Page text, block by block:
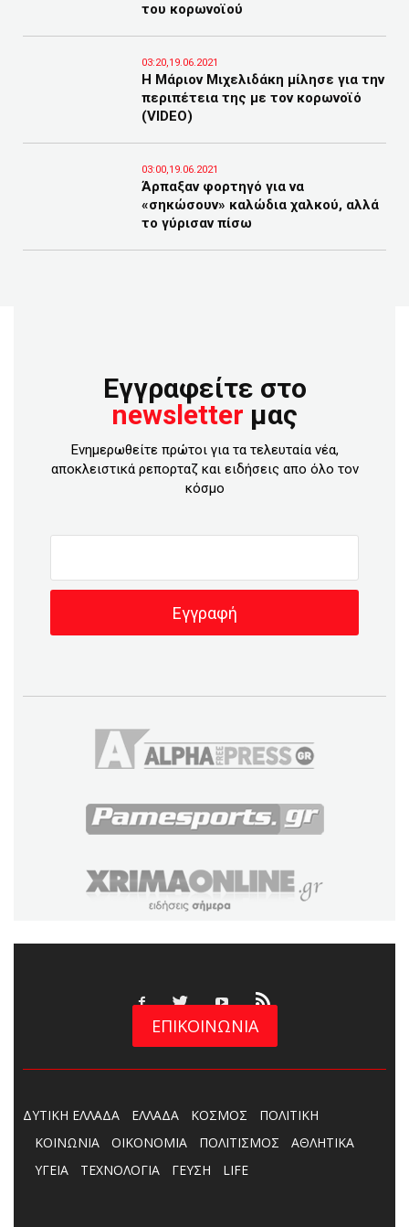
του κορωνοϊού
03:20,19.06.2021
Η Μάριον Μιχελιδάκη μίλησε για την
περιπέτεια της με τον κορωνοϊό
(VIDEO)
03:00,19.06.2021
Άρπαξαν φορτηγό για να
«σηκώσουν» καλώδια χαλκού, αλλά
το γύρισαν πίσω
Εγγραφείτε στο
newsletter μας
Ενημερωθείτε πρώτοι για τα τελευταία νέα,
αποκλειστικά ρεπορταζ και ειδήσεις απο όλο τον
κόσμο
ΕΠΙΚΟΙΝΩΝΙΑ
ΔΥΤΙΚΗ ΕΛΛΑΔΑ ΕΛΛΑΔΑ ΚΟΣΜΟΣ
ΠΟΛΙΤΙΚΗ
ΚΟΙΝΩΝΙΑ
ΟΙΚΟΝΟΜΙΑ ΠΟΛΙΤΙΣΜΟΣ
ΑΘΛΗΤΙΚΑ
ΥΓΕΙΑ
ΤΕΧΝΟΛΟΓΙΑ ΓΕΥΣΗ LIFE